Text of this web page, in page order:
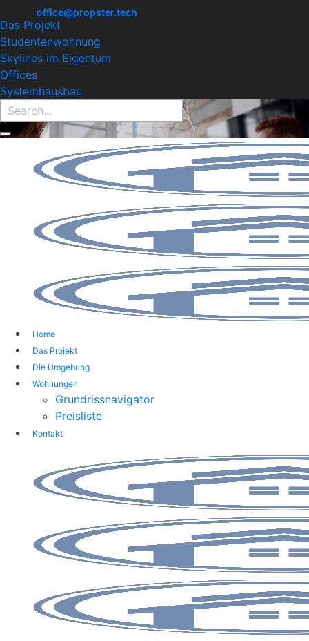
Find Property:
Das Projekt
Studentenwohnung
Skylines im Eigentum
Offices
Systemhausbau
Home
Das Projekt
Die Umgebung
Wohnungen
Grundrissnavigator
Preisliste
Kontakt
office@propster.tech